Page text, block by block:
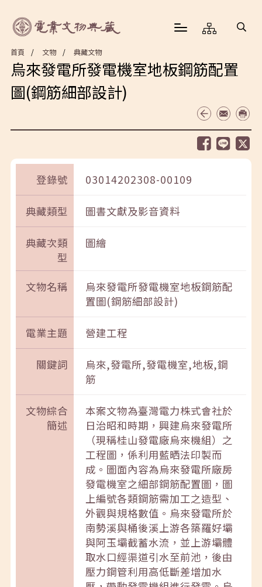
首頁 文物 典藏文物
烏來發電所發電機室地板鋼筋配置
圖(鋼筋細部設計)
登錄號 03014202308-00109
典藏類型 圖書文獻及影音資料
典藏次類
型
圖繪
文物名稱
烏來發電所發電機室地板鋼筋配
置圖(鋼筋細部設計)
電業主題 營建工程
關鍵詞
烏來,發電所,發電機室,地板,鋼
筋
文物綜合
簡述
本案文物為臺灣電力株式會社於
日治昭和時期，興建烏來發電所
（現稱桂山發電廠烏來機組）之
工程圖，係利用藍晒法印製而
成。圖面內容為烏來發電所廠房
發電機室之細部鋼筋配置圖，圖
上編號各類鋼筋需加工之造型、
外觀與規格數值。烏來發電所於
南勢溪與桶後溪上游各築羅好壩
與阿玉壩截蓄水流，並上游壩體
取水口經渠道引水至前池，後由
壓力鋼管利用高低斷差增加水